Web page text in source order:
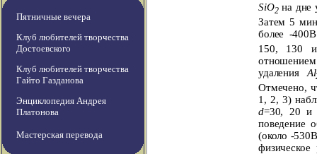
Пятничные вечера
Клуб любителей творчества
Достоевского
Клуб любителей творчества
Гайто Газданова
Энциклопедия Андрея
Платонова
Мастерская перевода
SiO2на дне
Затем 5
более -
150, 130 и
удаления Al
Отмечено,
1, 2, 3)
d=30, 20 и
поведение
(около -